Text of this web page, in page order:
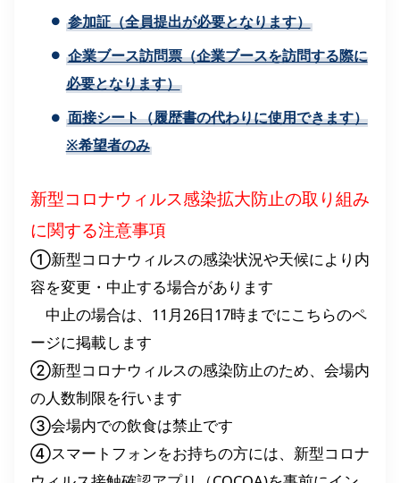
参加証（全員提出が必要となります）
企業ブース訪問票（企業ブースを訪問する際に
必要となります）
面接シート（履歴書の代わりに使用できます）
※希望者のみ
新型コロナウィルス感染拡大防止の取り組み
に関する注意事項
①新型コロナウィルスの感染状況や天候により内
容を変更・中止する場合があります
中止の場合は、11月26日17時までにこちらのペ
ージに掲載します
②新型コロナウィルスの感染防止のため、会場内
の人数制限を行います
③会場内での飲食は禁止です
④スマートフォンをお持ちの方には、新型コロナ